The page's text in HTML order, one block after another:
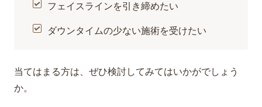
フェイスラインを引き締めたい
ダウンタイムの少ない施術を受けたい
当てはまる方は、ぜひ検討してみてはいかがでしょう
か。